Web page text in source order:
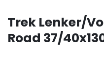
Trek Lenker/
Road 37/